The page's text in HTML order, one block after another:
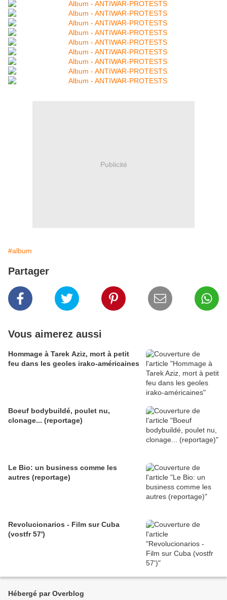
Publicité
#album
Partager
Vous aimerez aussi
Hommage à Tarek Aziz, mort à petit
feu dans les geoles irako-américaines
Boeuf bodybuildé, poulet nu,
clonage... (reportage)
Le Bio: un business comme les
autres (reportage)
Revolucionarios - Film sur Cuba
(vostfr 57')
Hébergé par Overblog